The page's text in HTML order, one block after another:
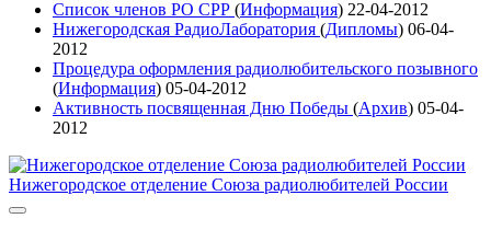
Список членов РО СРР (Информация) 22-04-2012
Нижегородская РадиоЛаборатория (Дипломы) 06-04-
2012
Процедура оформления радиолюбительского позывного
(Информация) 05-04-2012
Активность посвященная Дню Победы (Архив) 05-04-
2012
Нижегородское отделение Союза радиолюбителей России